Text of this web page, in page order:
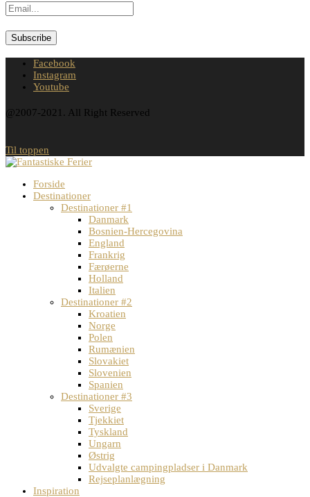
Facebook
Instagram
Youtube
@2007-2021. All Right Reserved
Til toppen
Forside
Destinationer
Destinationer #1
Danmark
Bosnien-Hercegovina
England
Frankrig
Færøerne
Holland
Italien
Destinationer #2
Kroatien
Norge
Polen
Rumænien
Slovakiet
Slovenien
Spanien
Destinationer #3
Sverige
Tjekkiet
Tyskland
Ungarn
Østrig
Udvalgte campingpladser i Danmark
Rejseplanlægning
Inspiration